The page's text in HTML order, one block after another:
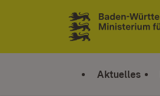
Zum Inhalt springen
Link zur Startseite
Aktuelles